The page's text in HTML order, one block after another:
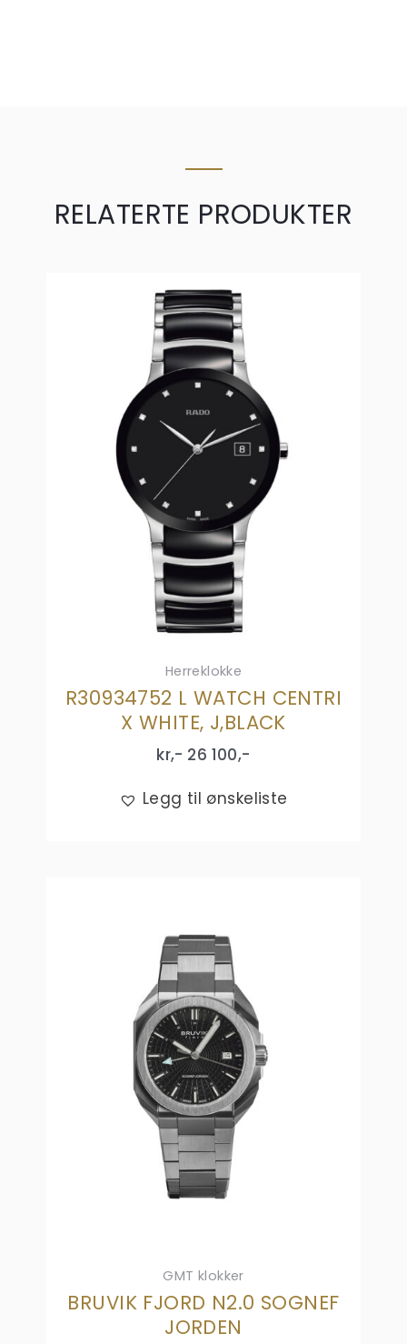
RELATERTE PRODUKTER
Herreklokke
R30934752 L WATCH CENTRI
X WHITE, J,BLACK
kr,- 26 100,-
Legg til ønskeliste
GMT klokker
BRUVIK FJORD N2.0 SOGNEF
JORDEN